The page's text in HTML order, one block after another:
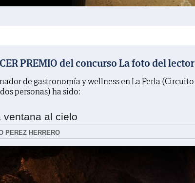
PREMIO del concurso La foto del
de gastronomía y wellness en La Perla
personas) ha sido:
ventana al cielo
PEREZ HERRERO